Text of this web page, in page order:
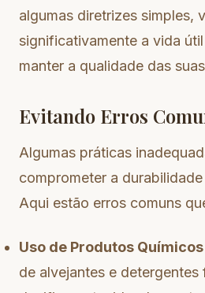
algumas diretrizes simples,
significativamente a vida
manter a qualidade das
Evitando Erros
Algumas práticas
comprometer a
Aqui estão erros comuns
Uso de Produtos
de alvejantes e